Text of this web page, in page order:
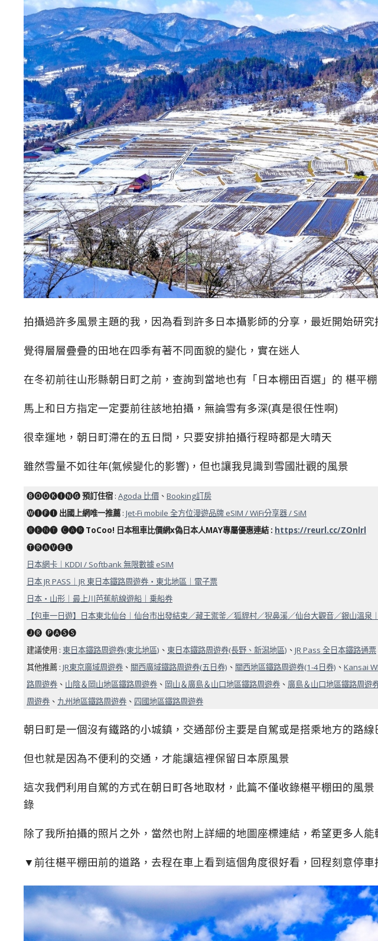
拍攝過許多風景主題的我，因為看到許多日本攝影師的分享，最近開始研究
覺得層層疊疊的田地在四季有著不同面貌的變化，實在迷人
在冬初前往山形縣朝日町之前，查詢到當地也有「日本棚田百選」的 椹平
馬上和日方指定一定要前往該地拍攝，無論雪有多深(真是很任性啊)
很幸運地，朝日町滯在的五日間，只要安排拍攝行程時都是大晴天
雖然雪量不如往年(氣候變化的影響)，但也讓我見識到雪國壯觀的風景
🅑🅞🅞🅚🅘🅝🅖預訂住宿 : Agoda 比價 、 Booking訂房
🅦🅘🅕🅘 出國上網唯一推薦 : Jet-Fi mobile 全方位漫遊品牌 eSIM / WiFi分享器 / SiM
🅡🅔🅝🅣 ​ 🅒🅐🅡 ToCoo! 日本租車比價網x偽日本人MAY專屬優惠連結: https://reurl.cc/ZOnlrl
🅣🅡🅐🅥🅔🅛
日本網卡｜KDDI / Softbank 無限數據 eSIM
日本 JR PASS｜JR 東日本鐵路周遊券・東北地區｜電子票
日本・山形｜最上川芭蕉航線遊船｜乗船券
【包車一日遊】日本東北仙台｜仙台市出發結束／藏王禦釜／狐貍村／猊鼻溪／仙台大觀音／銀山溫泉
🅙🅡 ​ 🅟🅐🅢🅢
建議使用 : 東日本鐵路周遊券(東北地區) 、 東日本鐵路周遊券(長野、新潟地區) 、 JR Pass 全日本鐵路通票
其他推薦 : JR東京廣域周遊券 、 關西廣域鐵路周遊券(五日券) 、 關西地區鐵路周遊券(1-4日券) 、 Kansai
路周遊券 、 山陰＆岡山地區鐵路周遊券 、 岡山＆廣島＆山口地區鐵路周遊券 、 廣島＆山口地區鐵路周遊
周遊券 、 九州地區鐵路周遊券 、 四國地區鐵路周遊券
朝日町是一個沒有鐵路的小城鎮，交通部份主要是自駕或是搭乘地方的路
但也就是因為不便利的交通，才能讓這裡保留日本原風景
這次我們利用自駕的方式在朝日町各地取材，此篇不僅收錄椹平棚田的風
錄
除了我所拍攝的照片之外，當然也附上詳細的地圖座標連結，希望更多人
▼前往椹平棚田前的道路，去程在車上看到這個角度很好看，回程刻意停車